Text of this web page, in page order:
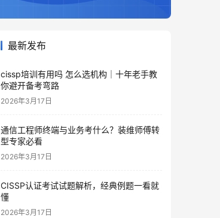
最新发布
cissp培训有用吗 怎么选机构｜十年老手教
你避开备考弯路
2026年3月17日
通信工程师终端与业务考什么？装维师傅转
型专家必看
2026年3月17日
CISSP认证考试试题解析，经典例题一看就
懂
2026年3月17日